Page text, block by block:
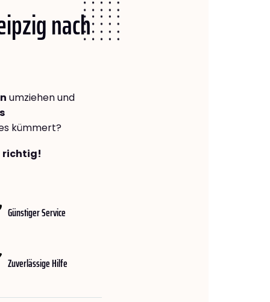
nach
umziehen und
kümmert?
richtig!
Günstiger Service
Zuverlässige Hilfe